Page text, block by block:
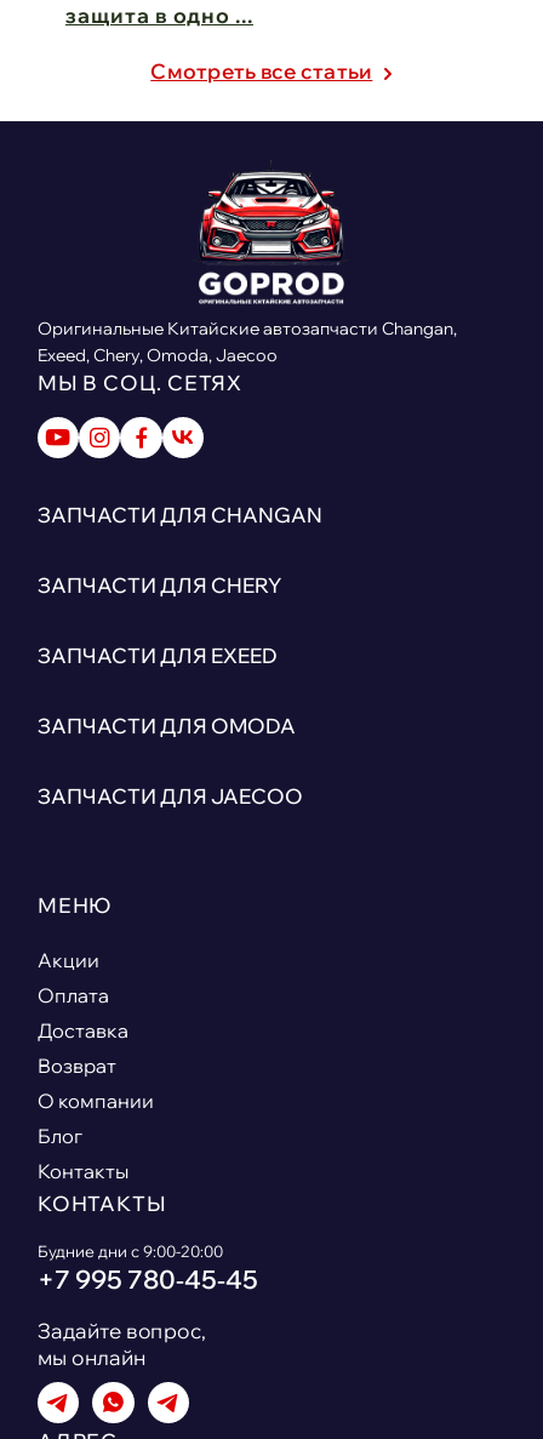
защита в одно ...
Cмотреть все статьи
Оригинальные Китайские автозапчасти Changan,
Exeed, Chery, Omoda, Jaecoo
МЫ В СОЦ. СЕТЯХ
ЗАПЧАСТИ ДЛЯ CHANGAN
ЗАПЧАСТИ ДЛЯ CHERY
ЗАПЧАСТИ ДЛЯ EXEED
ЗАПЧАСТИ ДЛЯ OMODA
ЗАПЧАСТИ ДЛЯ JAECOO
МЕНЮ
Акции
Оплата
Доставка
Возврат
О компании
Блог
Контакты
КОНТАКТЫ
Будние дни с 9:00-20:00
+7 995 780‑45‑45
Задайте вопрос,
мы онлайн